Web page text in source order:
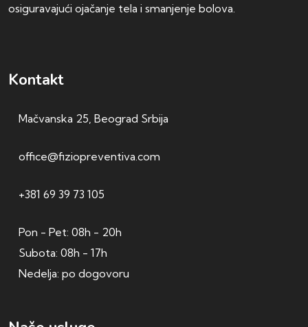
osiguravajući ojačanje tela i smanjenje bolova.
Kontakt
Mačvanska 25, Beograd Srbija
office@fiziopreventiva.com
+381 69 39 73 105
Pon - Pet: 08h - 20h
Subota: 08h - 17h
Nedelja: po dogovoru